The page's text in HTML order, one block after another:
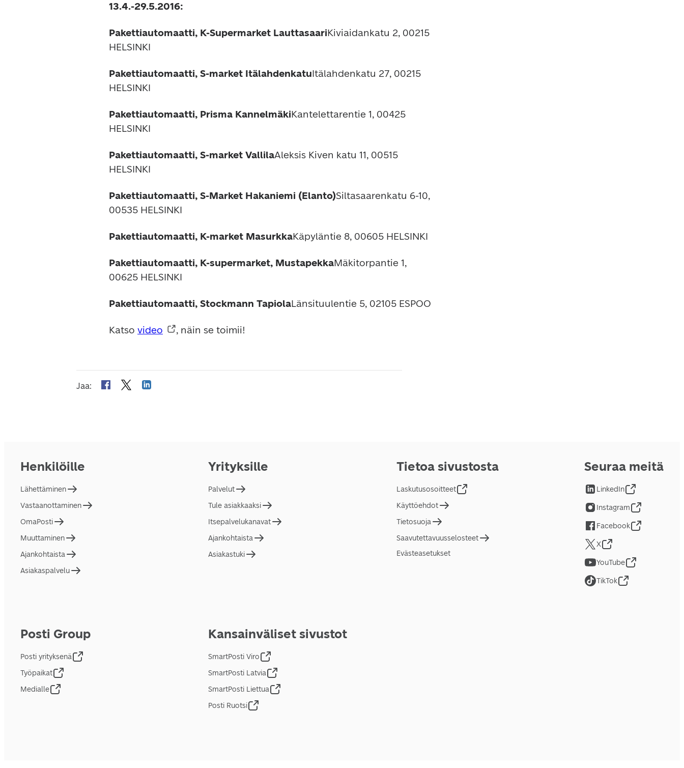
13.4.-29.5.2016:
Pakettiautomaatti, K-Supermarket LauttasaariKiviaidankatu 2, 00215
HELSINKI
Pakettiautomaatti, S-market ItälahdenkatuItälahdenkatu 27, 00215
HELSINKI
Pakettiautomaatti, Prisma KannelmäkiKantelettarentie 1, 00425
HELSINKI
Pakettiautomaatti, S-market VallilaAleksis Kiven katu 11, 00515
HELSINKI
Pakettiautomaatti, S-Market Hakaniemi (Elanto)Siltasaarenkatu 6-10,
00535 HELSINKI
Pakettiautomaatti, K-market MasurkkaKäpyläntie 8, 00605 HELSINKI
Pakettiautomaatti, K-supermarket, MustapekkaMäkitorpantie 1,
00625 HELSINKI
Pakettiautomaatti, Stockmann TapiolaLänsituulentie 5, 02105 ESPOO
Katso video , näin se toimii!
Jaa:
Henkilöille
Lähettäminen
Vastaanottaminen
OmaPosti
Muuttaminen
Ajankohtaista
Asiakaspalvelu
Yrityksille
Palvelut
Tule asiakkaaksi
Itsepalvelukanavat
Ajankohtaista
Asiakastuki
Tietoa sivustosta
Laskutusosoitteet
Käyttöehdot
Tietosuoja
Saavutettavuusselosteet
Evästeasetukset
Posti Group
Posti yrityksenä
Työpaikat
Medialle
Kansainväliset sivustot
SmartPosti Viro
SmartPosti Latvia
SmartPosti Liettua
Posti Ruotsi
Seuraa meitä
LinkedIn
Instagram
Facebook
X
YouTube
TikTok